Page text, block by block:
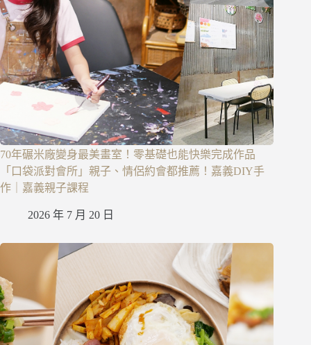
70年碾米廠變身最美畫室！零基礎也能快樂完成作品
「口袋派對會所」親子、情侶約會都推薦！嘉義DIY手
作｜嘉義親子課程
2026 年 7 月 20 日